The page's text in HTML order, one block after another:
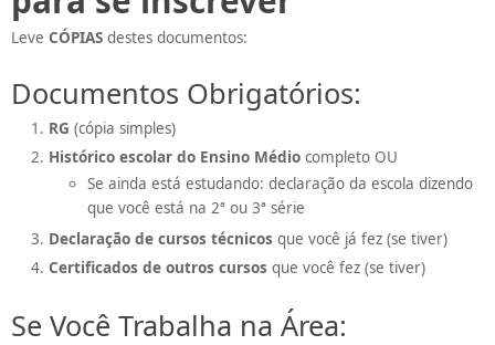
Leve CÓPIAS destes documentos:
Documentos Obrigatórios:
RG (cópia simples)
Histórico escolar do Ensino Médiocompleto OU
Se ainda está estudando: declaração da escola dizendo
que você está na 2ª ou 3ª série
Declaração de cursos técnicos que você já fez (se tiver)
Certificados de outros cursos que você fez (se tiver)
Se Você Trabalha na Área: